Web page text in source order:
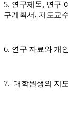
5. 연구제목, 연구
구계획서, 지도교
6. 연구 자료와 개
7. 대학원생의 지